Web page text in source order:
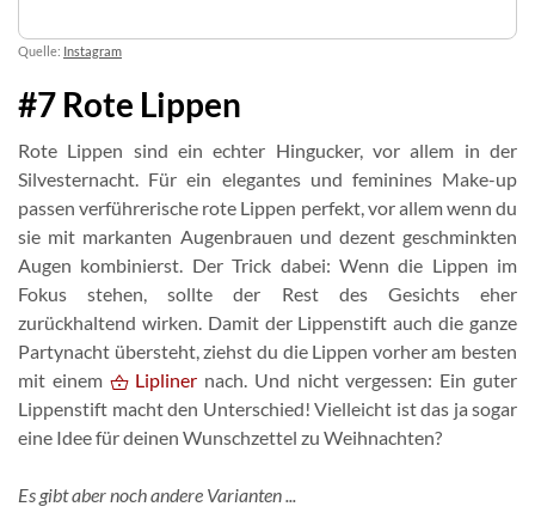
Quelle: Instagram
#7 Rote Lippen
Rote Lippen sind ein echter Hingucker, vor allem in der
Silvesternacht. Für ein elegantes und feminines Make-up
passen verführerische rote Lippen perfekt, vor allem wenn du
sie mit markanten Augenbrauen und dezent geschminkten
Augen kombinierst. Der Trick dabei: Wenn die Lippen im
Fokus stehen, sollte der Rest des Gesichts eher
zurückhaltend wirken. Damit der Lippenstift auch die ganze
Partynacht übersteht, ziehst du die Lippen vorher am besten
mit einem
Lipliner nach. Und nicht vergessen: Ein guter
Lippenstift macht den Unterschied! Vielleicht ist das ja sogar
eine Idee für deinen Wunschzettel zu Weihnachten?
Es gibt aber noch andere Varianten ...